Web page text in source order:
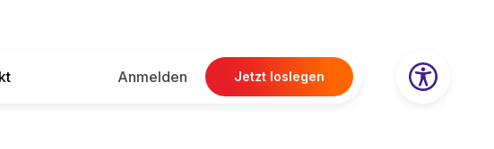
Anmelden Jetzt loslegen